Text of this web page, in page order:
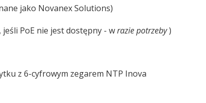
jako Novanex Solutions)
PoE nie jest dostępny - wrazie potrzeby)
z 6-cyfrowym zegarem NTP Inova